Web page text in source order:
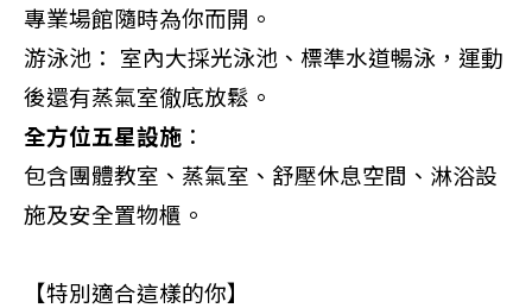
專業場館隨時為你而開。
游泳池： 室內大採光泳池、標準水道暢泳，運動
後還有蒸氣室徹底放鬆。
全方位五星設施 ：
包含團體教室、蒸氣室、舒壓休息空間、淋浴設
施及安全置物櫃。
【特別適合這樣的你】